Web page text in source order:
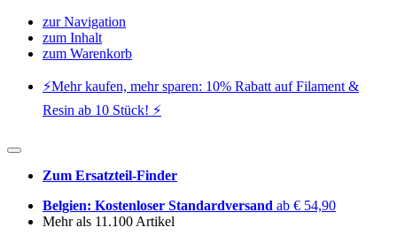
zur Navigation
zum Inhalt
zum Warenkorb
⚡️Mehr kaufen, mehr sparen: 10% Rabatt auf Filament &
Resin ab 10 Stück! ⚡️
Zum Ersatzteil-Finder
Belgien: Kostenloser Standardversand ab € 54,90
Mehr als 11.100 Artikel